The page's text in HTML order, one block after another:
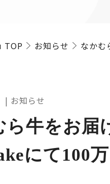
お知らせ なかむ
お知らせ
ら牛をお届
にて100万